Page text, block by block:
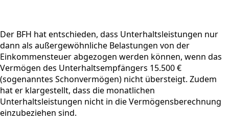
Der BFH hat entschieden, dass Unterhaltsleistungen nur
dann als außergewöhnliche Belastungen von der
Einkommensteuer abgezogen werden können, wenn das
Vermögen des Unterhaltsempfängers 15.500 €
(sogenanntes Schonvermögen) nicht übersteigt. Zudem
hat er klargestellt, dass die monatlichen
Unterhaltsleistungen nicht in die Vermögensberechnung
einzubeziehen sind.